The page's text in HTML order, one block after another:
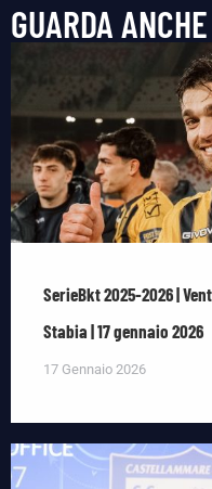
GUARDA ANCHE
SerieBkt 2025-2026 |
Stabia | 17 gennaio 2026
17 Gennaio 2026